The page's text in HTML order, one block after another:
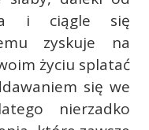
i ciągle się
zyskuje na
życiu splatać
się we
nierzadko